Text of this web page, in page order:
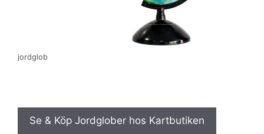
jordglob
Se & Köp Jordglober hos Kartbutiken